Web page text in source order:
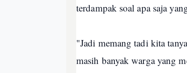
terdampak soal apa saja
"Jadi memang tadi kita
masih banyak warga yang